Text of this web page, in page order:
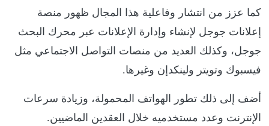
كما عزز من انتشار وفاعلية هذا المجال ظهور منصة
إعلانات جوجل لإنشاء وإدارة الإعلانات عبر محرك البحث
جوجل، وكذلك العديد من منصات التواصل الاجتماعي مثل
فيسبوك وتويتر ولينكدإن وغيرها.
أضف إلى ذلك تطور الهواتف المحمولة، وزيادة سرعات
الإنترنت وعدد مستخدميه خلال العقدين الماضيين.